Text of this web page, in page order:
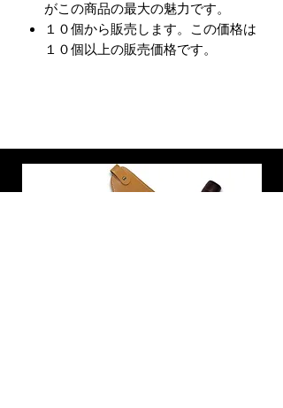
がこの商品の最大の魅力です。
１０個から販売します。この価格は
１０個以上の販売価格です。